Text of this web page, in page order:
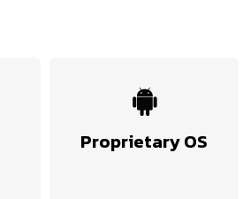
Proprietary OS